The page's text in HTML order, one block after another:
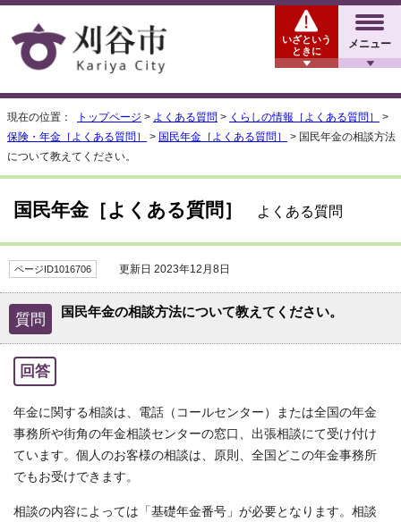
メニュー
いざという
ときに
現在の位置： トップページ > よくある質問 > くらしの情報［よくある質問］
>
保険・年金［よくある質問］
> 国民年金［よくある質問］
> 国民年金の相談方法
について教えてください。
国民年金［よくある質問］ よくある質問
ページID1016706 更新日 2023年12月8日
質問 国民年金の相談方法について教えてください。
回答
年金に関する相談は、電話（コールセンター）または全国の年金
事務所や街角の年金相談センターの窓口、出張相談にて受け付け
ています。個人のお客様の相談は、原則、全国どこの年金事務所
でもお受けできます。
相談の内容によっては「基礎年金番号」が必要となります。相談